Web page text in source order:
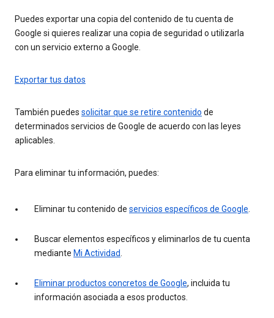
Puedes exportar una copia del contenido de tu cuenta de
Google si quieres realizar una copia de seguridad o utilizarla
con un servicio externo a Google.
Exportar tus datos
También puedes solicitar que se retire contenido de
determinados servicios de Google de acuerdo con las leyes
aplicables.
Para eliminar tu información, puedes:
Eliminar tu contenido de servicios específicos de Google
Buscar elementos específicos y eliminarlos de tu cuenta
mediante Mi Actividad
Eliminar productos concretos de Google, incluida tu
información asociada a esos productos.